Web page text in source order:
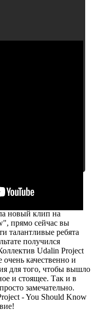
новый клип на
прямо сейчас вы
талантливые ребята
получился
Udalin Project
очень качественно и
для того, чтобы вышло
и стоящее. Так и в
замечательно.
- You Should Know